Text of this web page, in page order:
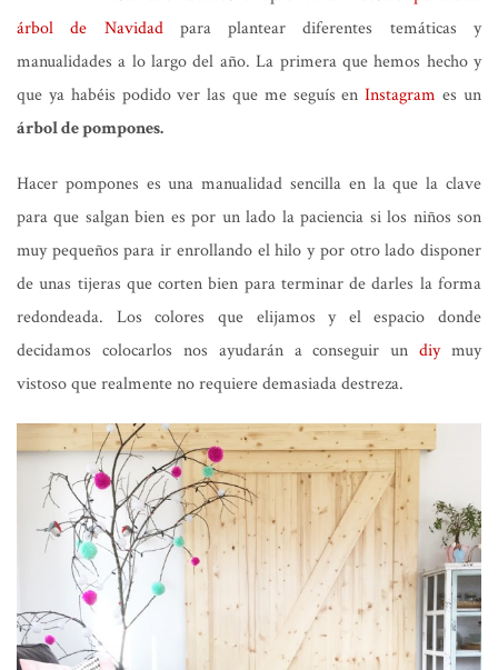
árbol de Navidadpara plantear diferentes temáticas y
manualidades a lo largo del año. La primera que hemos hecho y
que ya habéis podido ver las que me seguís enInstagram es un
árbol de pompones.
Hacer pompones es una manualidad sencilla en la que la clave
para que salgan bien es por un lado la paciencia si los niños son
muy pequeños para ir enrollando el hilo y por otro lado disponer
de unas tijeras que corten bien para terminar de darles la forma
redondeada. Los colores que elijamos y el espacio donde
decidamos colocarlos nos ayudarán a conseguir undiymuy
vistoso que realmente no requiere demasiada destreza.